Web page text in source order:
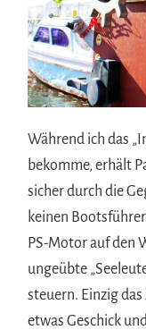
Während ich das
bekomme, erhält
sicher durch die
keinen
PS-Motor auf den
ungeübte
steuern. Einzig
etwas Geschick